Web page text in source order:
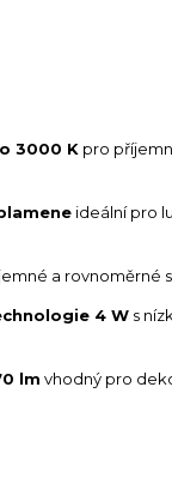
3000 K pro
ideální pro
a rovnoměrné
4 W s
lm vhodný pro